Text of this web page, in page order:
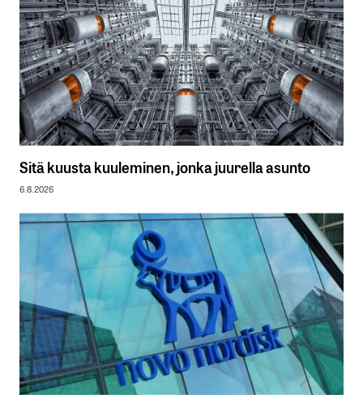
Sitä kuusta kuuleminen, jonka juurella asunto
6.8.2026